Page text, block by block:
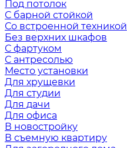
Под потолок
С барной стойкой
Со встроенной техникой
Без верхних шкафов
С фартуком
С антресолью
Место установки
Для хрущевки
Для студии
Для дачи
Для офиса
В новостройку
В съемную квартиру